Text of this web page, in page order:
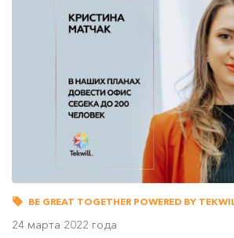
BE GREAT TOGETHER POWERED BY
24 марта 2022 года